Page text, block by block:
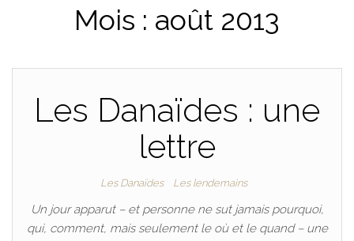
Mois : août 2013
Les Danaïdes : une
lettre
Les Danaïdes Les lendemains
Un jour apparut – et personne ne sut jamais pourquoi,
qui, comment, mais seulement le où et le quand – une